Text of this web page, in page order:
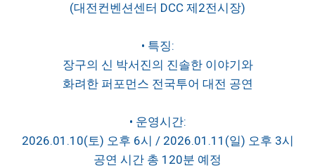
(대전컨벤션센터 DCC 제2전시장)
• 특징:
장구의 신 박서진의 진솔한 이야기와
화려한 퍼포먼스 전국투어 대전 공연
• 운영시간:
2026.01.10(토) 오후 6시 / 2026.01.11(일) 오후 3시
공연 시간 총 120분 예정